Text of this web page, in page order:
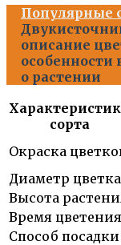
Популярные
описание
о растении
сорта
Окраска
Диаметр цветка
Высота
Время цветения
Способ посадки